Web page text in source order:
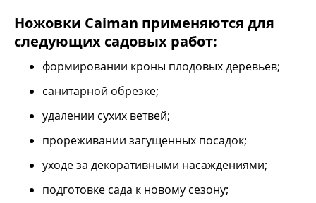
Ножовки Caiman применяются для
следующих садовых работ:
формировании кроны плодовых деревьев;
санитарной обрезке;
удалении сухих ветвей;
прореживании загущенных посадок;
уходе за декоративными насаждениями;
подготовке сада к новому сезону;